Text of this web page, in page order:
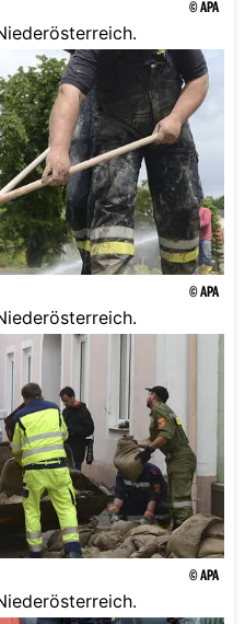
© APA
© APA
© APA